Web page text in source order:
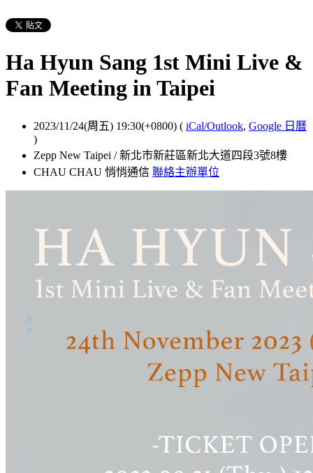
Ha Hyun Sang 1st Mini Live &
Fan Meeting in Taipei
2023/11/24(周五) 19:30(+0800) ( iCal/Outlook, Google 日曆
)
Zepp New Taipei / 新北市新莊區新北大道四段3號8樓
CHAU CHAU 悄悄通信 聯絡主辦單位